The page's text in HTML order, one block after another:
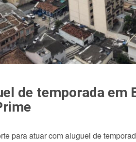
de temporada em
para atuar com aluguel de